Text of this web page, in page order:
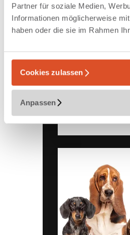
Partner für soziale Medien,
Informationen möglicherweise
haben oder die sie im Rahmen
Cookies zulassen
Anpassen
eines
Fulfillment-
Erweiterung des
eines
Zur Referenz